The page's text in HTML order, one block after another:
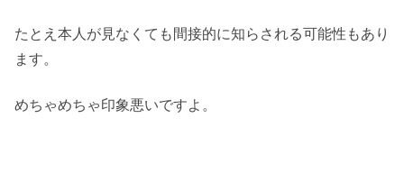
たとえ本人が見なくても間接的に知らされる可能性もあり
ます。
めちゃめちゃ印象悪いですよ。